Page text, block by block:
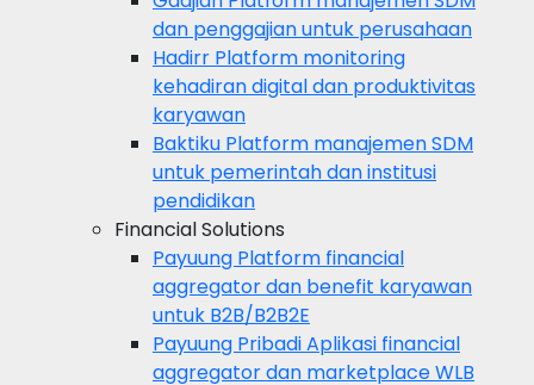
dan penggajian untuk perusahaan
Hadirr Platform monitoring
kehadiran digital dan produktivitas
karyawan
Baktiku Platform manajemen SDM
untuk pemerintah dan institusi
pendidikan
Financial Solutions
Payuung Platform financial
aggregator dan benefit karyawan
untuk B2B/B2B2E
Payuung PribadiAplikasi financial
aggregator dan marketplace WLB